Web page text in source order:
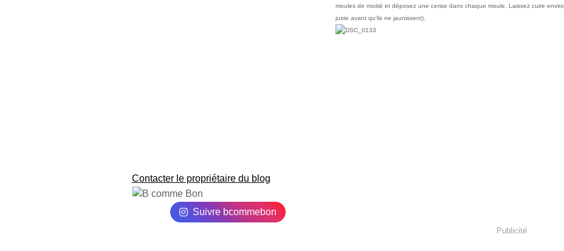
Contacter le propriétaire du blog
Suivre bcommebon
moules de moitié et déposez une cerise dans chaque moule. Laissez cuire
juste avant qu'ils ne jaunissent).
Publicité